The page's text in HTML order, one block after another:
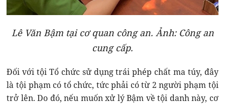
Lê Văn Bậm tại cơ quan công an. Ảnh: Công an
cung cấp.
Đối với tội Tổ chức sử dụng trái phép chất ma túy, đây
là tội phạm có tổ chức, tức phải có từ 2 người phạm tội
trở lên. Do đó, nếu muốn xử lý Bậm về tội danh này, cơ